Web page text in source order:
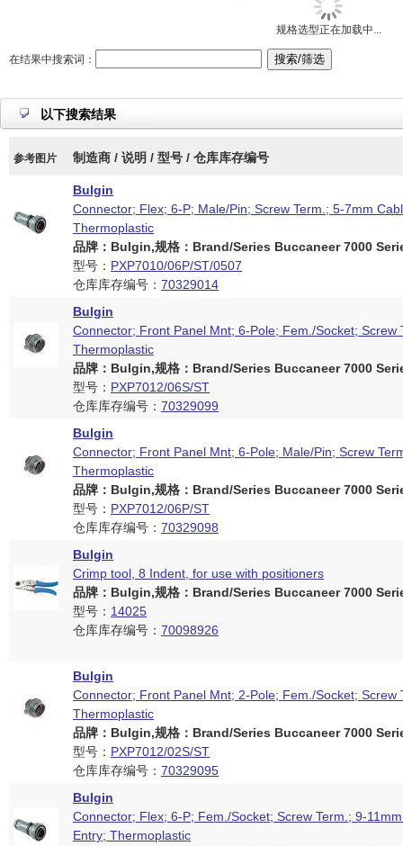
规格选型正在加载中...
在结果中搜索词：
以下搜索结果
参考图片 制造商 / 说明 / 型号 / 仓库库存编号
Bulgin
Connector; Flex; 6-P; Male/Pin; Screw Term.; 5-7mm
Thermoplastic
品牌：Bulgin,规格：Brand/Series Buccaneer 7000
型号： PXP7010/06P/ST/0507
仓库库存编号： 70329014
Bulgin
Connector; Front Panel Mnt; 6-Pole; Fem./Socket; Screw
Thermoplastic
品牌：Bulgin,规格：Brand/Series Buccaneer 7000
型号： PXP7012/06S/ST
仓库库存编号： 70329099
Bulgin
Connector; Front Panel Mnt; 6-Pole; Male/Pin; Screw
Thermoplastic
品牌：Bulgin,规格：Brand/Series Buccaneer 7000
型号： PXP7012/06P/ST
仓库库存编号： 70329098
Bulgin
Crimp tool, 8 Indent, for use with positioners
品牌：Bulgin,规格：Brand/Series Buccaneer 7000
型号： 14025
仓库库存编号： 70098926
Bulgin
Connector; Front Panel Mnt; 2-Pole; Fem./Socket; Screw
Thermoplastic
品牌：Bulgin,规格：Brand/Series Buccaneer 7000
型号： PXP7012/02S/ST
仓库库存编号： 70329095
Bulgin
Connector; Flex; 6-P; Fem./Socket; Screw Term.; 9-
Entry; Thermoplastic